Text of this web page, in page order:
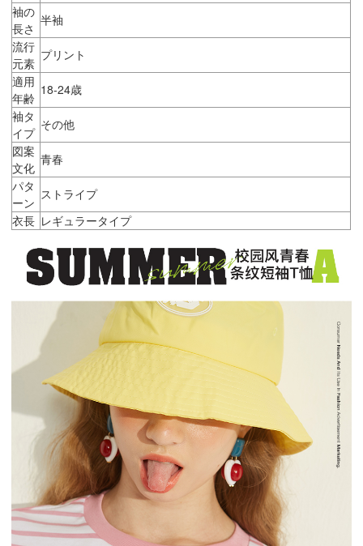
袖の
長さ
半袖
流行
元素
プリント
適用
年齢
18-24歳
袖タ
イプ
その他
図案
文化
青春
パタ
ーン
ストライプ
衣長 レギュラータイプ